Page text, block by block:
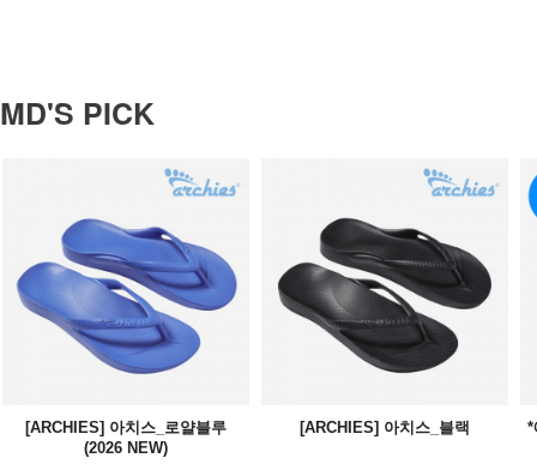
MD'S PICK
[ARCHIES] 아치스_로얄블루
(2026 NEW)
[ARCHIES] 아치스_블랙 *